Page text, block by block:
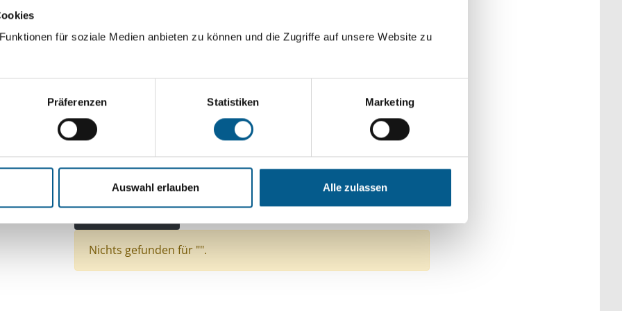
für soziale Medien anbieten zu können und die Zugriffe auf unsere Website zu
Präferenzen Statistiken Marketing
Auswahl erlauben Alle zulassen
Ergebnisse können durch die Wahl von Bereichen oder Kategorien
Suchen
Aktive Filter:
Themen: Hilfsbedürftige Menschen
Themen: Wissenschaft und Forschung
Themen: Kunst & Kultur
Nichts gefunden für "".